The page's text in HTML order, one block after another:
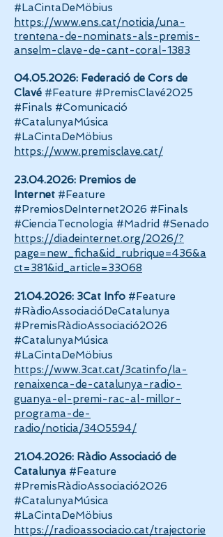
#LaCintaDeMöbius
https://www.ens.cat/noticia/una-
trentena-de-nominats-als-premis-
anselm-clave-de-cant-coral-1383
04.05.2026: Federació de Cors de
Clavé #Feature #PremisClavé2025
#Finals #Comunicació
#CatalunyaMúsica
#LaCintaDeMöbius
https://www.premisclave.cat/
23.04.2026: Premios de
Internet #Feature
#PremiosDeInternet2026 #Finals
#CienciaTecnologia #Madrid #Senado
https://diadeinternet.org/2026/?
page=new_ficha&id_rubrique=436&a
ct=381&id_article=33068
21.04.2026: 3Cat Info #Feature
#RàdioAssociacióDeCatalunya
#PremisRàdioAssociació2026
#CatalunyaMúsica
#LaCintaDeMöbius
https://www.3cat.cat/3catinfo/la-
renaixenca-de-catalunya-radio-
guanya-el-premi-rac-al-millor-
programa-de-
radio/noticia/3405594/
21.04.2026: Ràdio Associació de
Catalunya #Feature
#PremisRàdioAssociació2026
#CatalunyaMúsica
#LaCintaDeMöbius
https://radioassociacio.cat/trajectorie